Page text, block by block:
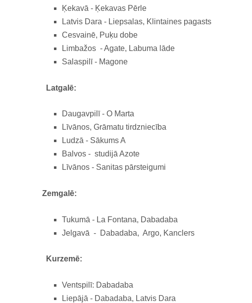
Ķekavā - Ķekavas Pērle
Latvis Dara - Liepsalas, Klintaines pagasts
Cesvainē, Puķu dobe
Limbažos - Agate, Labuma lāde
Salaspilī - Magone
Latgalē:
Daugavpilī - O Marta
Līvānos, Grāmatu tirdzniecība
Ludzā - Sākums A
Balvos - studijā Azote
Līvānos - Sanitas pārsteigumi
Zemgalē:
Tukumā - La Fontana, Dabadaba
Jelgavā - Dabadaba, Argo, Kanclers
Kurzemē:
Ventspilī: Dabadaba
Liepājā - Dabadaba, Latvis Dara